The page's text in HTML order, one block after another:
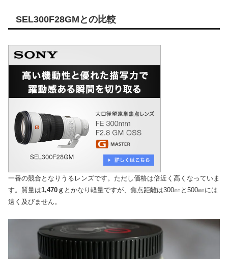
SEL300F28GMとの比較
一番の競合となりうるレンズです。ただし価格は倍近く高くなっていま
す。質量は1,470ｇ とかなり軽量ですが、焦点距離は300㎜と500㎜には
遠く及びません。